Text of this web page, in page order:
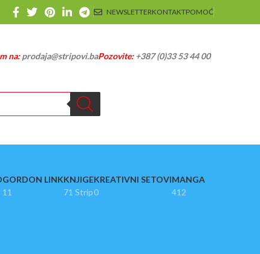
NEWSLETTERKONTAKTPOMOĆ
na:prodaja@stripovi.baPozovite:+387 (0)33 53 44 00
GORDON LINK
11
KNJIGE
71 Strip
KREATIVNI SETOVI
0
MANGA
412